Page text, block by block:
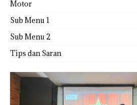
Motor
Sub Menu 1
Sub Menu 2
Tips dan Saran